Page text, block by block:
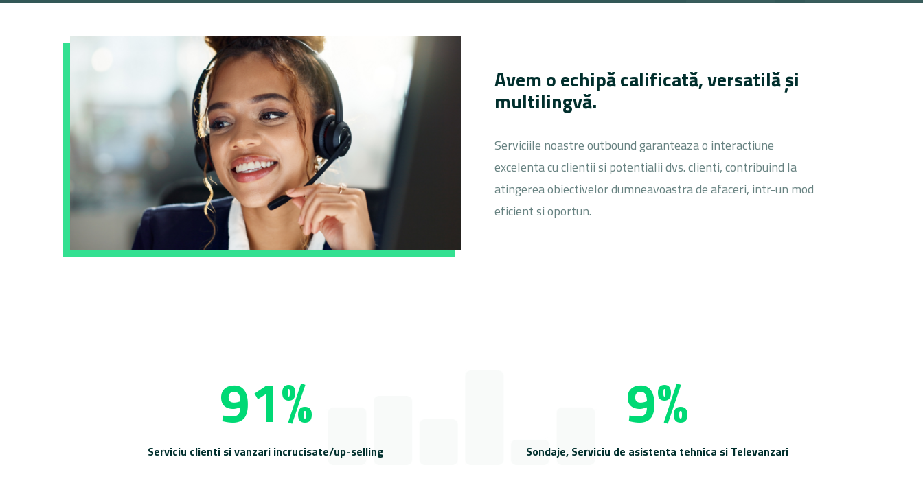
Avem o echipă calificată, versatilă și
multilingvă.
Serviciile noastre outbound garanteaza o interactiune
excelenta cu clientii si potentialii dvs. clienti, contribuind la
atingerea obiectivelor dumneavoastra de afaceri, intr-un mod
eficient si oportun.
91%
Serviciu clienti si vanzari incrucisate/up-selling
9%
Sondaje, Serviciu de asistenta tehnica si Televanzari